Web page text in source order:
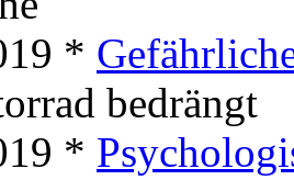
*
bedrängt
*